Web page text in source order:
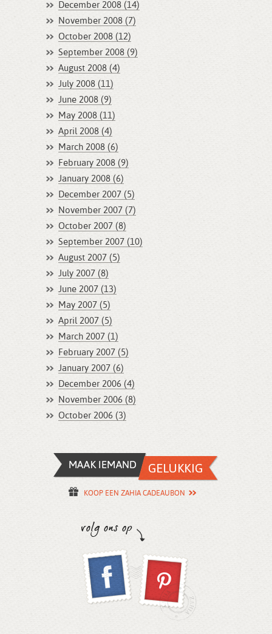
December 2008 (14)
November 2008 (7)
October 2008 (12)
September 2008 (9)
August 2008 (4)
July 2008 (11)
June 2008 (9)
May 2008 (11)
April 2008 (4)
March 2008 (6)
February 2008 (9)
January 2008 (6)
December 2007 (5)
November 2007 (7)
October 2007 (8)
September 2007 (10)
August 2007 (5)
July 2007 (8)
June 2007 (13)
May 2007 (5)
April 2007 (5)
March 2007 (1)
February 2007 (5)
January 2007 (6)
December 2006 (4)
November 2006 (8)
October 2006 (3)
KOOP EEN ZAHIA CADEAUBON